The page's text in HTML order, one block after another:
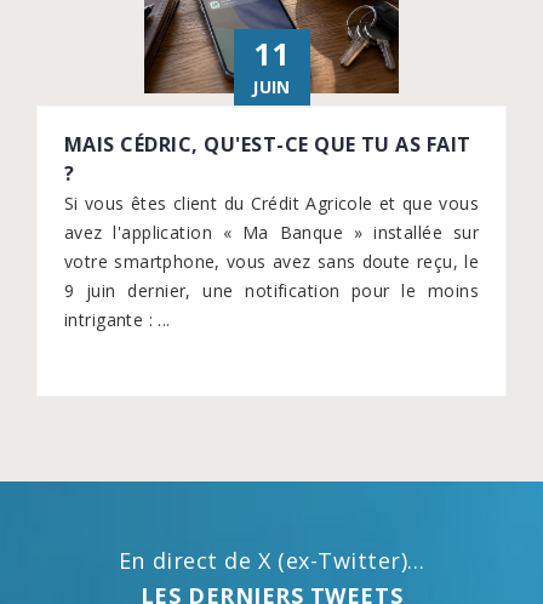
11
JUIN
MAIS CÉDRIC, QU'EST-CE QUE TU AS FAIT
?
Si vous êtes client du Crédit Agricole et que vous
avez l'application « Ma Banque » installée sur
votre smartphone, vous avez sans doute reçu, le
9 juin dernier, une notification pour le moins
intrigante : ...
En direct de X (ex-Twitter)...
LES DERNIERS TWEETS